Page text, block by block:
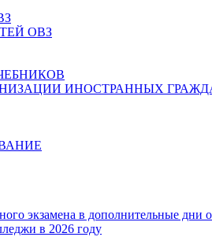
ОВЗ
ИНОСТРАННЫХ
экзамена в дополнительные дни
в 2026 году